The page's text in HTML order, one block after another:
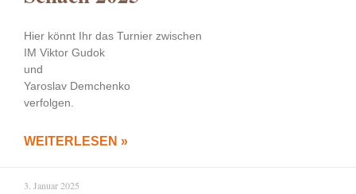
Hier könnt Ihr das Turnier zwischen
IM Viktor Gudok
und
Yaroslav Demchenko
verfolgen.
WEITERLESEN »
3. Januar 2025